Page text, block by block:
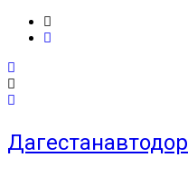
Дагестанавтодор